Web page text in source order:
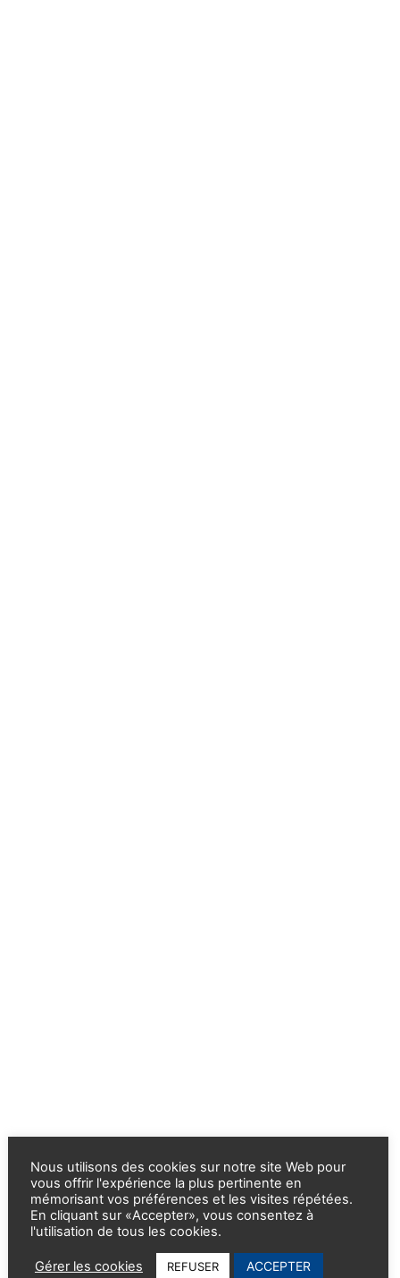
Nous utilisons des cookies sur notre site Web pour
vous offrir l'expérience la plus pertinente en
mémorisant vos préférences et les visites répétées.
En cliquant sur «Accepter», vous consentez à
l'utilisation de tous les cookies.
Gérer les cookies REFUSER ACCEPTER